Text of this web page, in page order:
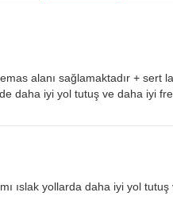
alanı sağlamaktadır + sert
daha iyi yol tutuş ve daha iyi
ıslak yollarda daha iyi yol